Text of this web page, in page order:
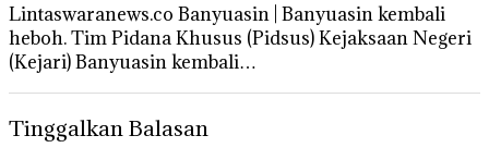
Lintaswaranews.co Banyuasin | Banyuasin kembali
heboh. Tim Pidana Khusus (Pidsus) Kejaksaan Negeri
(Kejari) Banyuasin kembali…
Tinggalkan Balasan